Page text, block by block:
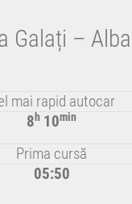
Galați –
mai rapid autocar
8h 10min
Prima cursă
05:50